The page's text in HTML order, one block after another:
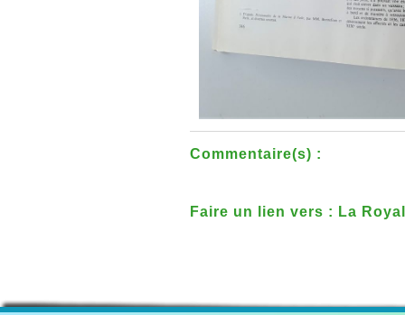
Commentaire(s) :
Faire un lien vers : La